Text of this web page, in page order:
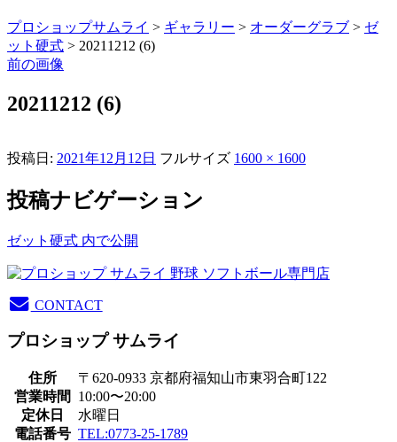
プロショップサムライ > ギャラリー > オーダーグラブ > ゼ
ット硬式 > 20211212 (6)
前の画像
20211212 (6)
投稿日: 2021年12月12日 フルサイズ 1600 × 1600
投稿ナビゲーション
ゼット硬式 内で公開
CONTACT
プロショップ サムライ
住所
〒620-0933 京都府福知山市東羽合町122
営業時間
10:00〜20:00
定休日
水曜日
電話番号 TEL:0773-25-1789